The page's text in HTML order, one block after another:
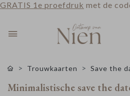
GRATIS 1e proefdruk met de
Trouwkaarten Save the
Minimalistische save the